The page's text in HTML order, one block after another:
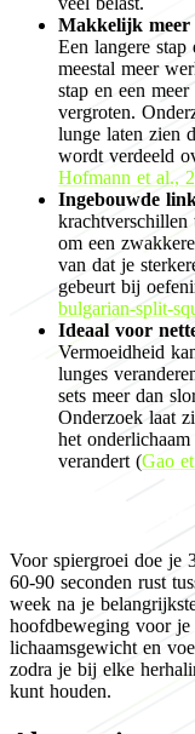
Makkelijk meer
Een langere
meestal meer
stap en een
vergroten.
lunge laten zien
wordt verdeeld
Hofmann et al.,
Ingebouwde
krachtverschillen
om een
van dat je
gebeurt bij
bulgarian-split-
Ideaal voor
Vermoeidheid
lunges
sets meer dan
Onderzoek laat
het
verandert (Gao
Voor spiergroei doe je
60-90 seconden rust
week na je
hoofdbeweging voor
lichaamsgewicht en
zodra je bij elke
kunt houden.